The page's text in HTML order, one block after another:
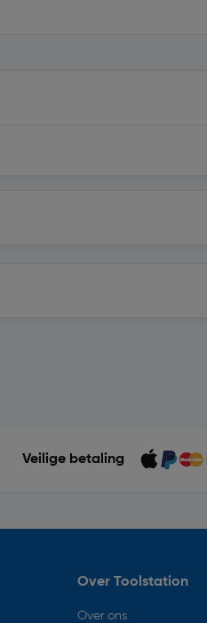
Veilige betaling
Over Toolstation
Over ons